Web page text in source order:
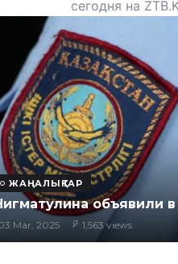
сегодня на
ЖАҢАЛЫҚТАР
объявили
Mar, 2025 1,563 views